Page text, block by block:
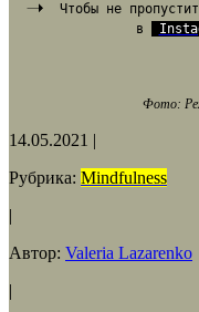
Чтобы не
в
Фото:
14.05.2021 |
Рубрика: Mindfulness
|
Автор: Valeria Lazarenko
|